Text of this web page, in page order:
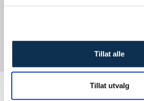
Tillat alle
Tillat utvalg
Relaterte artikler